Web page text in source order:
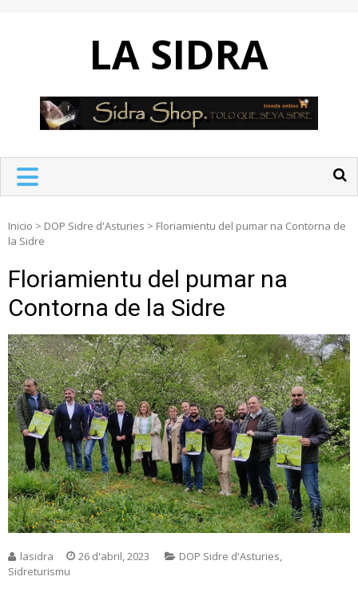
LA SIDRA
Inicio > DOP Sidre d'Asturies > Floriamientu del pumar na Contorna de
la Sidre
Floriamientu del pumar na
Contorna de la Sidre
lasidra 26 d'abril, 2023 DOP Sidre d'Asturies,
Sidreturismu